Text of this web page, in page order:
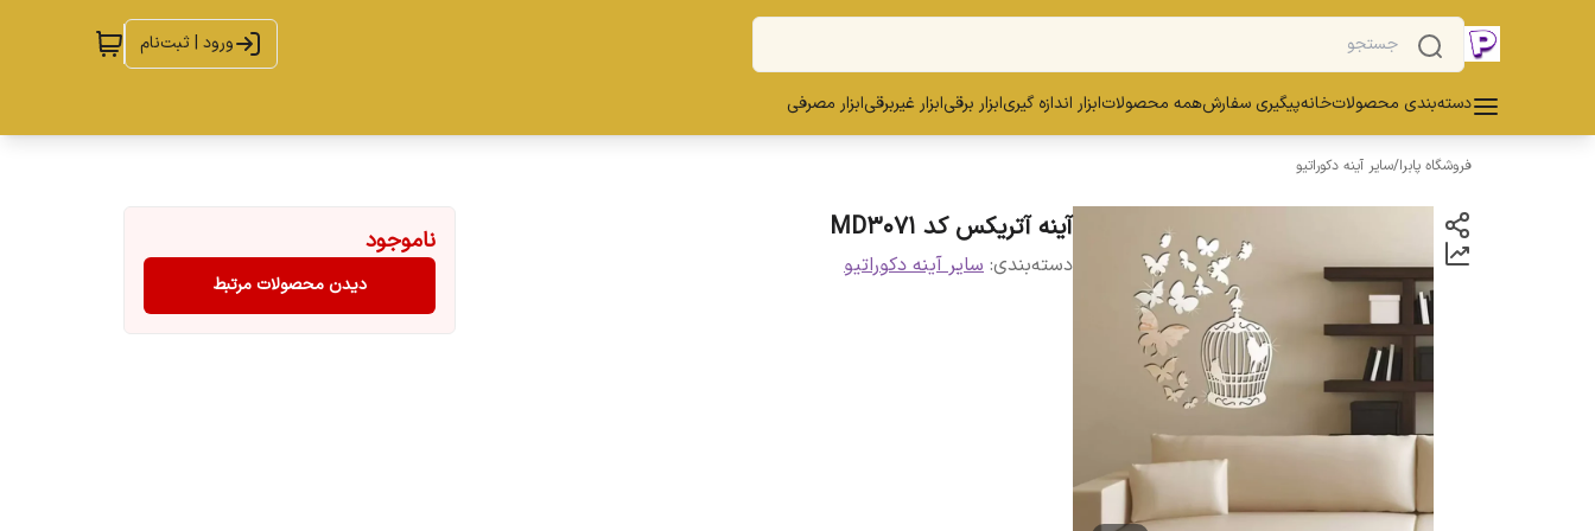
ورود | ثبت‌نام
دسته‌بندی محصولاتخانهپیگیری سفارشهمه محصولاتابزار اندازه گیریابزار برقیابزار غیربرقیابزار مصرفی
فروشگاه پابرا/سایر آینه دکوراتیو
آینه آتریکس کد MD3071
دسته‌بندی: سایر آینه دکوراتیو
ناموجود
دیدن محصولات مرتبط